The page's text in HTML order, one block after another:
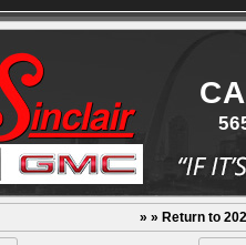
» » Return to